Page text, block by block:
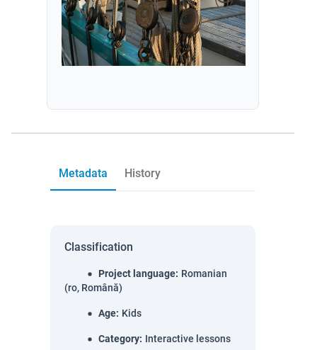
Metadata History
Classification
Project language: Romanian
(ro, Română)
Age: Kids
Category: Interactive lessons